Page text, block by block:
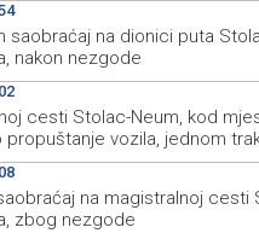
Marije Šerifović večeras
'Dani dijaspore Travnik 2026'
Brčko - Gunja pronađene
utvrđuju porijeklo
u Varešu okupila 37 ekipa
saobraćaj na dionici puta
nakon nezgode
cesti Stolac-Neum, kod
propuštanje vozila, jednom
na magistralnoj cesti
zbog nezgode